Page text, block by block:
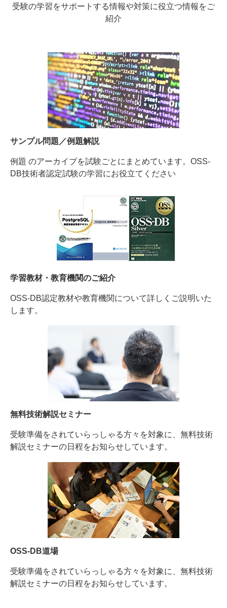
受験の学習をサポートする情報や対策に役立つ情報をご
紹介
サンプル問題／例題解説
例題 のアーカイブを試験ごとにまとめています。OSS-
DB技術者認定試験の学習にお役立てください
学習教材・教育機関のご紹介
OSS-DB認定教材や教育機関について詳しくご説明いた
します。
無料技術解説セミナー
受験準備をされていらっしゃる方々を対象に、無料技術
解説セミナーの日程をお知らせしています。
OSS-DB道場
受験準備をされていらっしゃる方々を対象に、無料技術
解説セミナーの日程をお知らせしています。